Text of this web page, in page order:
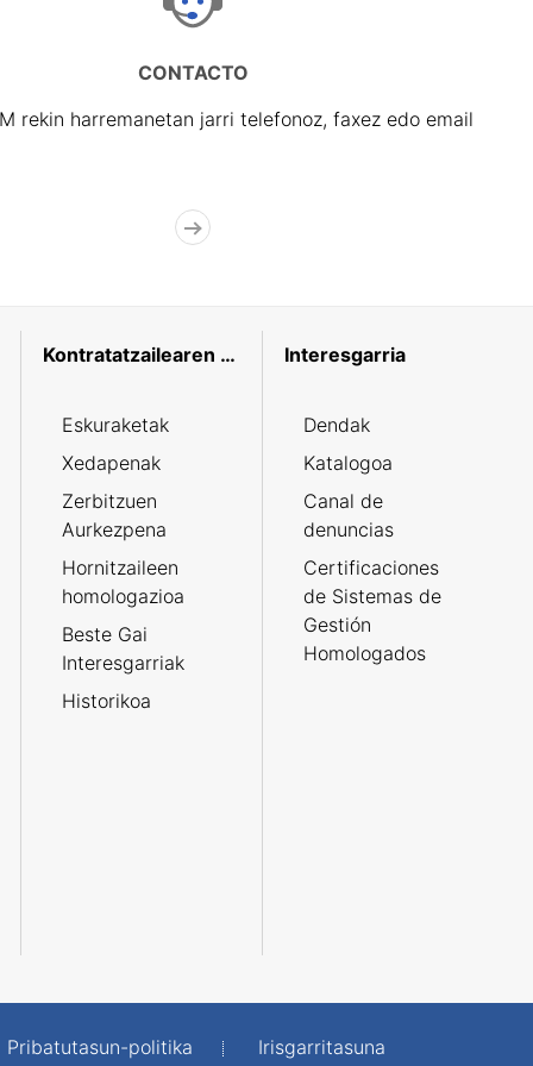
CONTACTO
rekin harremanetan jarri telefonoz, faxez edo email
Kontratatzailearen profila
Eskuraketak
Xedapenak
Zerbitzuen
Aurkezpena
Hornitzaileen
homologazioa
Beste Gai
Interesgarriak
Historikoa
Interesgarria
Dendak
Katalogoa
Canal de
denuncias
Certificaciones
de Sistemas de
Gestión
Homologados
Pribatutasun-politika Irisgarritasuna